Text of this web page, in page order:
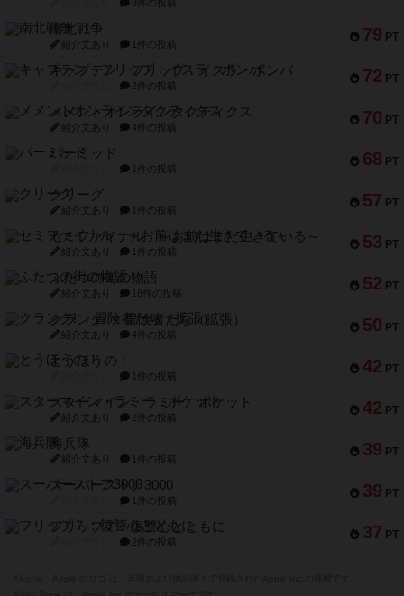
8件の投稿
79 PT
南北戦争
紹介文あり 1件の投稿
72 PT
キャプテン・フリップ：イスラ・ボンバ
2件の投稿
70 PT
メメントオンラインタクティクス
紹介文あり 4件の投稿
68 PT
パーミッド
1件の投稿
57 PT
クリーグ
紹介文あり 1件の投稿
53 PT
セミファイナル ～お前はまだ生きている～
紹介文あり 1件の投稿
52 PT
ふたつの街の物語
紹介文あり 18件の投稿
50 PT
クランク! ：冒険者たち（拡張）
紹介文あり 4件の投稿
42 PT
とうほうの！
1件の投稿
42 PT
スターマイン・ラミー ポケット
紹介文あり 2件の投稿
39 PT
海兵隊
紹介文あり 1件の投稿
39 PT
スーパーストア3000
1件の投稿
37 PT
フリップ７：復讐心とともに
2件の投稿